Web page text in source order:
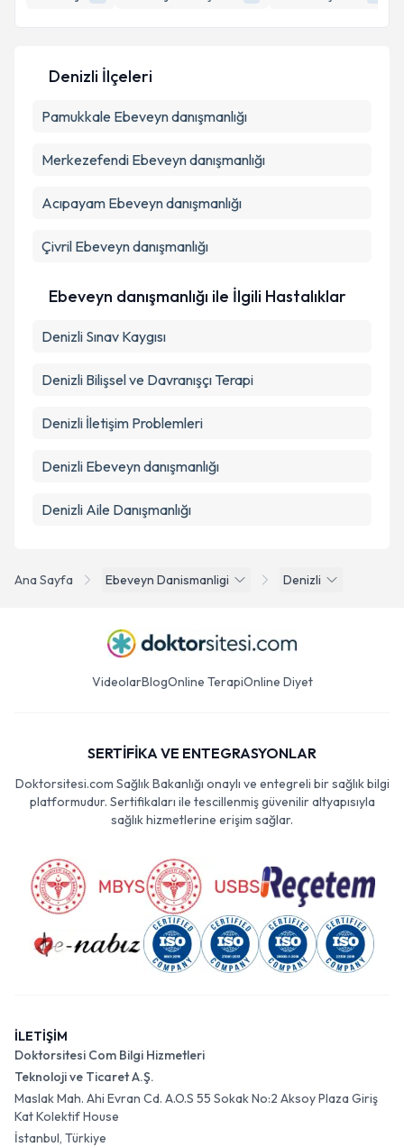
E-posta Adresiniz
Metni'ni okudum ve kişisel verilerimin belirtilen
Ana Sayfa Ebeveyn Danismanligi Denizli
Denizli İlçeleri
Pamukkale Ebeveyn danışmanlığı
Merkezefendi Ebeveyn danışmanlığı
Acıpayam Ebeveyn danışmanlığı
Çivril Ebeveyn danışmanlığı
Ebeveyn danışmanlığı ile İlgili Hastalıklar
Denizli Sınav Kaygısı
Denizli Bilişsel ve Davranışçı Terapi
Denizli İletişim Problemleri
Denizli Ebeveyn danışmanlığı
Denizli Aile Danışmanlığı
VideolarBlogOnline TerapiOnline Diyet
SERTİFİKA VE ENTEGRASYONLAR
Doktorsitesi.com Sağlık Bakanlığı onaylı ve entegreli bir sağlık bilgi
platformudur. Sertifikaları ile tescillenmiş güvenilir altyapısıyla
sağlık hizmetlerine erişim sağlar.
İLETİŞİM
Doktorsitesi Com Bilgi Hizmetleri
Teknoloji ve Ticaret A.Ş.
Maslak Mah. Ahi Evran Cd. A.O.S 55 Sokak No:2 Aksoy Plaza Giriş
Kat Kolektif House
İstanbul, Türkiye